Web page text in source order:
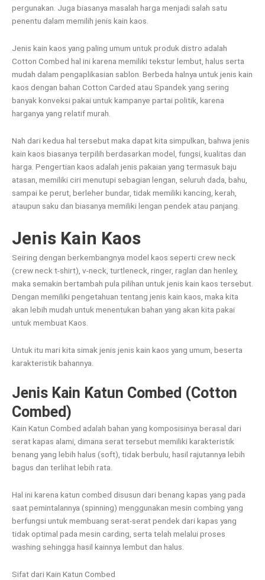
pergunakan. Juga biasanya masalah harga menjadi salah satu
penentu dalam memilih jenis kain kaos.
Jenis kain kaos yang paling umum untuk produk distro adalah
Cotton Combed hal ini karena memiliki tekstur lembut, halus serta
mudah dalam pengaplikasian sablon. Berbeda halnya untuk jenis kain
kaos dengan bahan Cotton Carded atau Spandek yang sering
banyak konveksi pakai untuk kampanye partai politik, karena
harganya yang relatif murah.
Nah dari kedua hal tersebut maka dapat kita simpulkan, bahwa jenis
kain kaos biasanya terpilih berdasarkan model, fungsi, kualitas dan
harga. Pengertian kaos adalah jenis pakaian yang termasuk baju
atasan, memiliki ciri menutupi sebagian lengan, seluruh dada, bahu,
sampai ke perut, berleher bundar, tidak memiliki kancing, kerah,
ataupun saku dan biasanya memiliki lengan pendek atau panjang.
Jenis Kain Kaos
Seiring dengan berkembangnya model kaos seperti crew neck
(crew neck t-shirt), v-neck, turtleneck, ringer, raglan dan henley,
maka semakin bertambah pula pilihan untuk jenis kain kaos tersebut.
Dengan memiliki pengetahuan tentang jenis kain kaos, maka kita
akan lebih mudah untuk menentukan bahan yang akan kita pakai
untuk membuat Kaos.
Untuk itu mari kita simak jenis jenis kain kaos yang umum, beserta
karakteristik bahannya.
Jenis Kain Katun Combed (Cotton
Combed)
Kain Katun Combed adalah bahan yang komposisinya berasal dari
serat kapas alami, dimana serat tersebut memiliki karakteristik
benang yang lebih halus (soft), tidak berbulu, hasil rajutannya lebih
bagus dan terlihat lebih rata.
Hal ini karena katun combed disusun dari benang kapas yang pada
saat pemintalannya (spinning) menggunakan mesin combing yang
berfungsi untuk membuang serat-serat pendek dari kapas yang
tidak optimal pada mesin carding, serta telah melalui proses
washing sehingga hasil kainnya lembut dan halus.
Sifat dari Kain Katun Combed